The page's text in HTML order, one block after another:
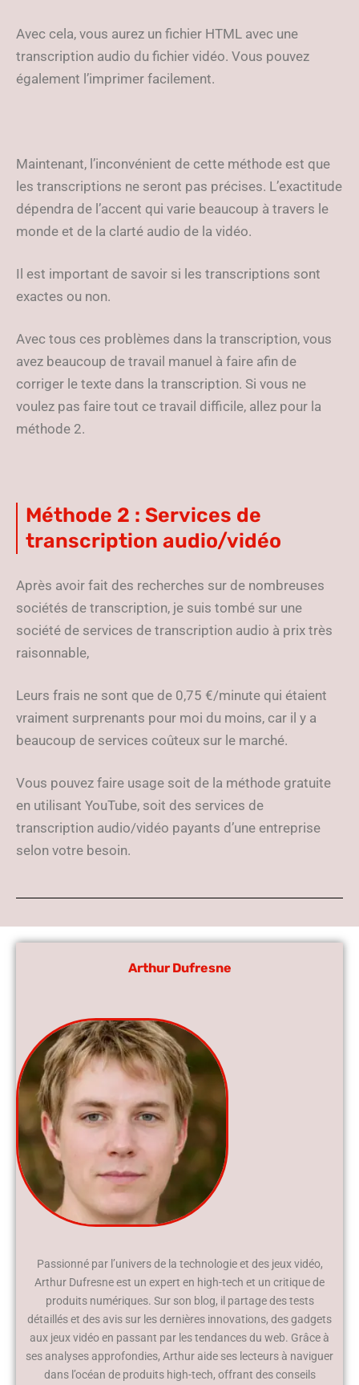
Avec cela, vous aurez un fichier HTML avec une
transcription audio du fichier vidéo. Vous pouvez
également l’imprimer facilement.
Maintenant, l’inconvénient de cette méthode est que
les transcriptions ne seront pas précises. L’exactitude
dépendra de l’accent qui varie beaucoup à travers le
monde et de la clarté audio de la vidéo.
Il est important de savoir si les transcriptions sont
exactes ou non.
Avec tous ces problèmes dans la transcription, vous
avez beaucoup de travail manuel à faire afin de
corriger le texte dans la transcription. Si vous ne
voulez pas faire tout ce travail difficile, allez pour la
méthode 2.
Méthode 2 : Services de
transcription audio/vidéo
Après avoir fait des recherches sur de nombreuses
sociétés de transcription, je suis tombé sur une
société de services de transcription audio à prix très
raisonnable,
Leurs frais ne sont que de 0,75 €/minute qui étaient
vraiment surprenants pour moi du moins, car il y a
beaucoup de services coûteux sur le marché.
Vous pouvez faire usage soit de la méthode gratuite
en utilisant YouTube, soit des services de
transcription audio/vidéo payants d’une entreprise
selon votre besoin.
Arthur Dufresne
Passionné par l’univers de la technologie et des jeux vidéo,
Arthur Dufresne est un expert en high-tech et un critique de
produits numériques. Sur son blog, il partage des tests
détaillés et des avis sur les dernières innovations, des gadgets
aux jeux vidéo en passant par les tendances du web. Grâce à
ses analyses approfondies, Arthur aide ses lecteurs à naviguer
dans l’océan de produits high-tech, offrant des conseils